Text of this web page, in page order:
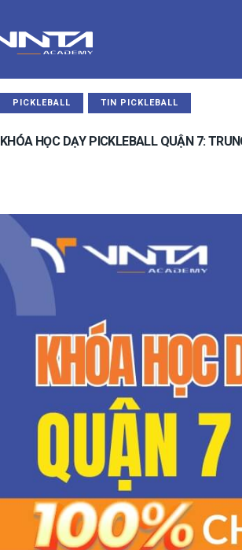
PICKLEBALL TIN PICKLEBALL
KHÓA HỌC DẠY PICKLEBALL QUẬN 7: